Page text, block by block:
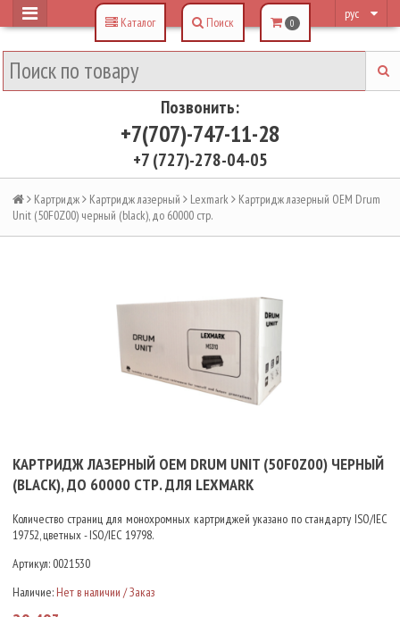
рус
Позвонить:
+7(707)-747-11-28
+7 (727)-278-04-05
Каталог Поиск 0
Картридж Картридж лазерный Lexmark
Картридж лазерный OEM Drum
Unit (50F0Z00) черный (black), до 60000 стр.
КАРТРИДЖ ЛАЗЕРНЫЙ OEM DRUM UNIT (50F0Z00) ЧЕРНЫЙ
(BLACK), ДО 60000 СТР. ДЛЯ LEXMARK
Количество страниц для монохромных картриджей указано по стандарту ISO/IEC
19752, цветных - ISO/IEC 19798.
Артикул: 0021530
Наличие: Нет в наличии / Заказ